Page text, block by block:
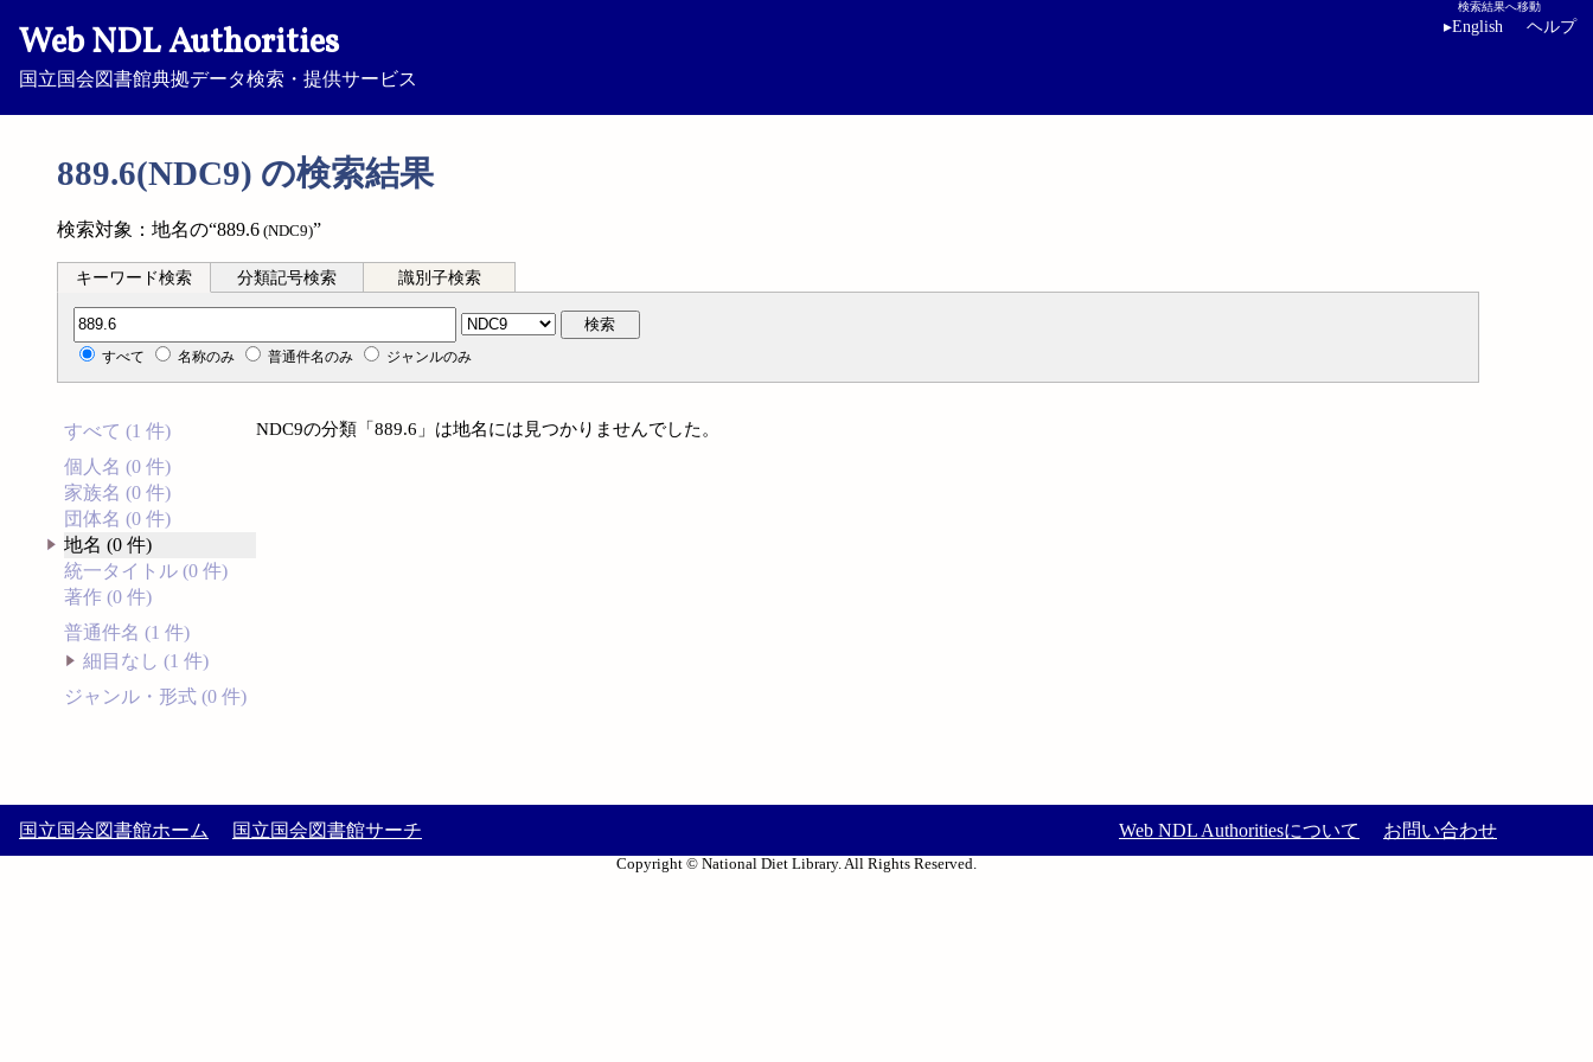
Web NDL Authorities
国立国会図書館典拠データ検索・提供サービス
検索結果へ移動
▸English ヘルプ
889.6(NDC9) の検索結果
検索対象：地名の“889.6 (NDC9)”
キーワード検索 分類記号検索 識別子検索
分類記号検索 検索
すべて 名称のみ 普通件名のみ ジャンルのみ
すべて (1 件)
個人名 (0 件)
家族名 (0 件)
団体名 (0 件)
地名 (0 件)
統一タイトル (0 件)
著作 (0 件)
普通件名 (1 件)
細目なし (1 件)
ジャンル・形式 (0 件)
NDC9の分類「889.6」は地名には見つかりませんでした。
国立国会図書館ホーム 国立国会図書館サーチ Web NDL Authoritiesについて お問い合わせ
Copyright © National Diet Library. All Rights Reserved.